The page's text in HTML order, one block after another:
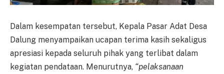
Dalam kesempatan tersebut, Kepala Pasar Adat Desa
Dalung menyampaikan ucapan terima kasih sekaligus
apresiasi kepada seluruh pihak yang terlibat dalam
kegiatan pendataan. Menurutnya, “pelaksanaan